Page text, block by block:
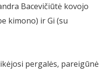
Bacevičiūtė kovojo
kimono) ir Gi (su
pergalės, pareigūnė